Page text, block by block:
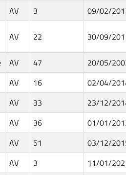
AV 3 09/02/
AV 22 30/09/
AV 47
20/05/
AV 16
02/04/
AV 33
23/12/
AV 36
01/01/
AV 51
03/12/
AV 3
11/01/